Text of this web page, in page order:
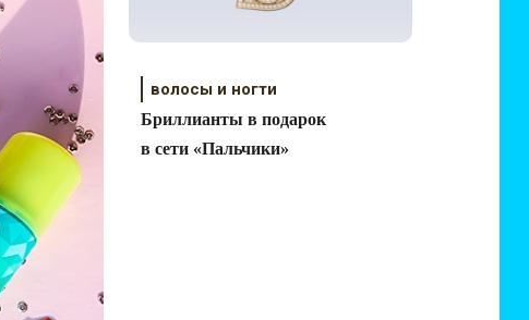
волосы и ногти
Бриллианты в подарок
в сети «Пальчики»